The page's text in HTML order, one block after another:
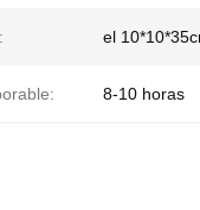
el
8-10 horas